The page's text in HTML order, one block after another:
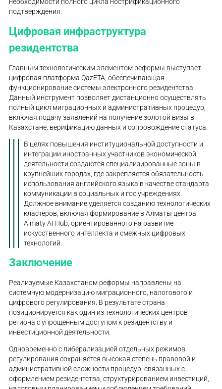
подтверждения.
Цифровая инфраструктура
резидентства
Главным технологическим элементом реформы выступает
цифровая платформа QazETA, обеспечивающая
функционирование системы электронного резидентства.
Данный инструмент позволяет дистанционно осуществлять
полный цикл миграционных и административных процедур,
включая подачу заявлений на получение золотой визы в
Казахстане, верификацию данных и сопровождение статуса.
В целях повышения институциональной доступности и
интеграции иностранных участников экономической
деятельности создаются специализированные зоны в
крупнейших городах, где закрепляется обязательность
использования английского языка в качестве стандарта
коммуникации в социальных и гос учреждениях.
Должное внимание уделяется созданию технологических
кластеров, включая формирование в Алматы центра
Almaty AI Hub, ориентированного на развитие
искусственного интеллекта и смежных цифровых
технологий.
Заключение
Реализуемые Казахстаном реформы направлены на
системную модернизацию миграционного, налогового и
цифрового регулирования. В результате страна
позиционируется как один из технологических центров
региона с упрощенным доступом к резидентству и
инвестиционной деятельности.
Одновременно с либерализацией отдельных режимов
регулирования сохраняется высокая степень правовой и
административной сложности процедур, связанных с
оформлением резидентства, структурированием инвестиций,